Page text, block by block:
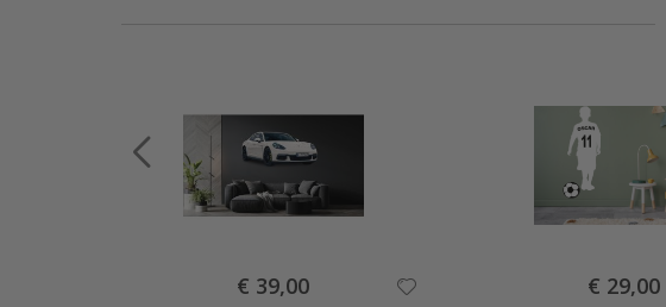
Special
Price
€ 39,00 Special
Price
€ 29,00